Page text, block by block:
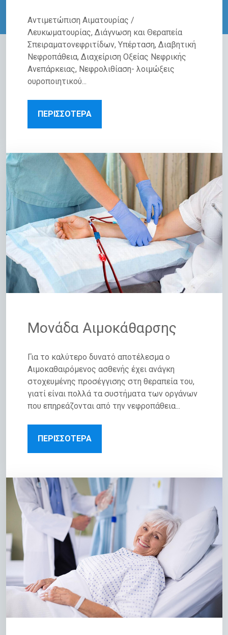
Αντιμετώπιση Αιματουρίας /
Λευκωματουρίας, Διάγνωση και Θεραπεία
Σπειραματονεφριτίδων, Υπέρταση, Διαβητική
Νεφροπάθεια, Διαχείριση Οξείας Νεφρικής
Ανεπάρκειας, Νεφρολιθίαση- λοιμώξεις
ουροποιητικού...
ΠΕΡΙΣΣΟΤΕΡΑ
Μονάδα Αιμοκάθαρσης
Για το καλύτερο δυνατό αποτέλεσμα ο
Αιμοκαθαιρόμενος ασθενής έχει ανάγκη
στοχευμένης προσέγγισης στη θεραπεία του,
γιατί είναι πολλά τα συστήματα των οργάνων
που επηρεάζονται από την νεφροπάθεια...
ΠΕΡΙΣΣΟΤΕΡΑ